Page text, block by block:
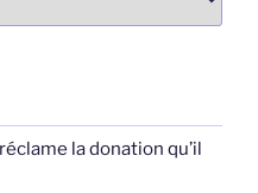
la donation qu’il